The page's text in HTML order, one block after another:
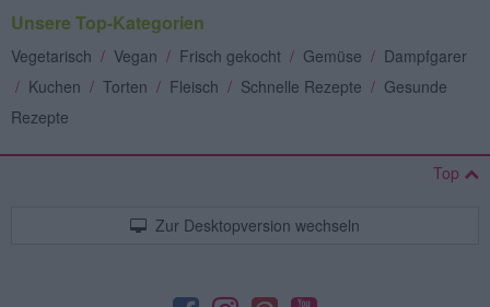
Unsere Top-Kategorien
Vegetarisch / Vegan / Frisch gekocht / Gemüse / Dampfgarer
/ Kuchen / Torten / Fleisch / Schnelle Rezepte / Gesunde
Rezepte
Top
Zur Desktopversion wechseln